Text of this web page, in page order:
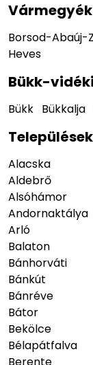
Vármegyék
Borsod-Abaúj-
Heves
Bükk-
Bükk Bükkalja
Települések
Alacska
Aldebrő
Alsóhámor
Andornaktálya
Arló
Balaton
Bánhorváti
Bánkút
Bánréve
Bátor
Bekölce
Bélapátfalva